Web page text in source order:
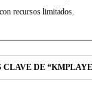
recursos limitados.
DE